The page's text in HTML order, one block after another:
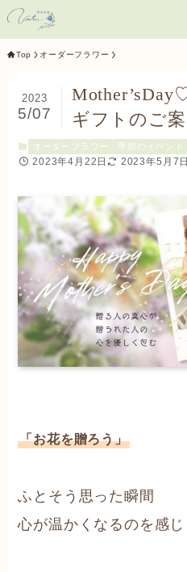
Top オーダーフラワー
ギフトのご
2023
5/07
オーダーフラワー 季節のイベント
2023年4月22日 2023年5月7日
「お花を贈ろう」
ふとそう思った瞬間
心が温かくなるのを感じ